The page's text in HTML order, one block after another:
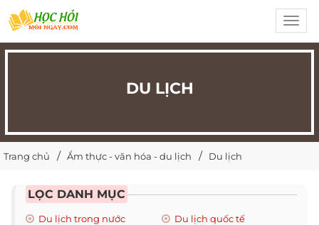
DU LỊCH
Trang chủ Ẩm thực - văn hóa - du lịch Du lịch
LỌC DANH MỤC
Du lịch trong nước Du lịch quốc tế